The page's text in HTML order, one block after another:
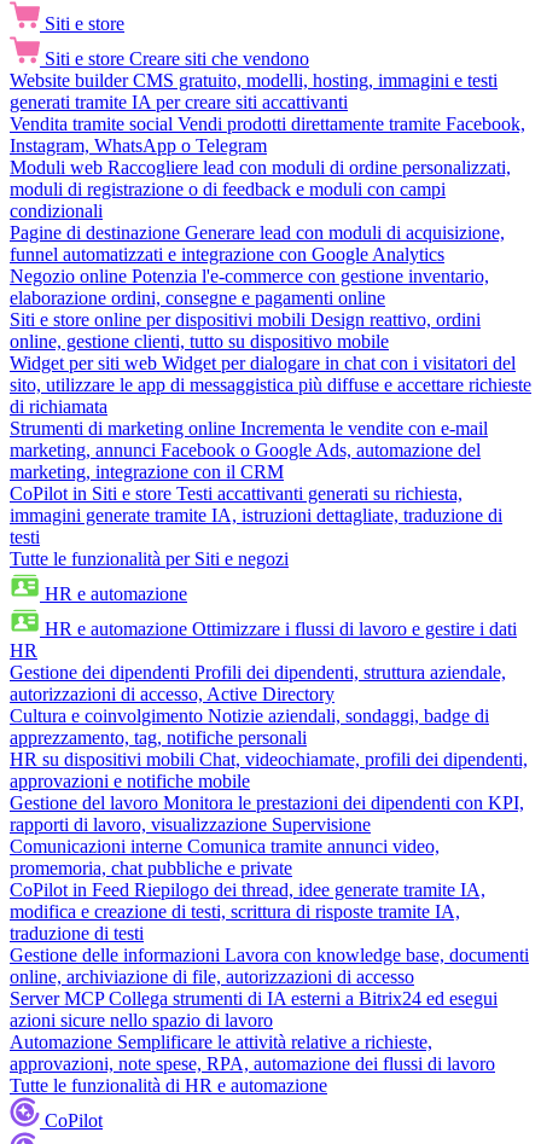
Siti e store
Siti e store Creare siti che vendono
Website builder CMS gratuito, modelli, hosting, immagini e testi
generati tramite IA per creare siti accattivanti
Vendita tramite social Vendi prodotti direttamente tramite Facebook,
Instagram, WhatsApp o Telegram
Moduli web Raccogliere lead con moduli di ordine personalizzati,
moduli di registrazione o di feedback e moduli con campi
condizionali
Pagine di destinazione Generare lead con moduli di acquisizione,
funnel automatizzati e integrazione con Google Analytics
Negozio online Potenzia l'e-commerce con gestione inventario,
elaborazione ordini, consegne e pagamenti online
Siti e store online per dispositivi mobili Design reattivo, ordini
online, gestione clienti, tutto su dispositivo mobile
Widget per siti web Widget per dialogare in chat con i visitatori del
sito, utilizzare le app di messaggistica più diffuse e accettare richieste
di richiamata
Strumenti di marketing online Incrementa le vendite con e-mail
marketing, annunci Facebook o Google Ads, automazione del
marketing, integrazione con il CRM
CoPilot in Siti e store Testi accattivanti generati su richiesta,
immagini generate tramite IA, istruzioni dettagliate, traduzione di
testi
Tutte le funzionalità per Siti e negozi
HR e automazione
HR e automazione Ottimizzare i flussi di lavoro e gestire i dati
HR
Gestione dei dipendenti Profili dei dipendenti, struttura aziendale,
autorizzazioni di accesso, Active Directory
Cultura e coinvolgimento Notizie aziendali, sondaggi, badge di
apprezzamento, tag, notifiche personali
HR su dispositivi mobili Chat, videochiamate, profili dei dipendenti,
approvazioni e notifiche mobile
Gestione del lavoro Monitora le prestazioni dei dipendenti con KPI,
rapporti di lavoro, visualizzazione Supervisione
Comunicazioni interne Comunica tramite annunci video,
promemoria, chat pubbliche e private
CoPilot in Feed Riepilogo dei thread, idee generate tramite IA,
modifica e creazione di testi, scrittura di risposte tramite IA,
traduzione di testi
Gestione delle informazioni Lavora con knowledge base, documenti
online, archiviazione di file, autorizzazioni di accesso
Server MCP Collega strumenti di IA esterni a Bitrix24 ed esegui
azioni sicure nello spazio di lavoro
Automazione Semplificare le attività relative a richieste,
approvazioni, note spese, RPA, automazione dei flussi di lavoro
Tutte le funzionalità di HR e automazione
CoPilot